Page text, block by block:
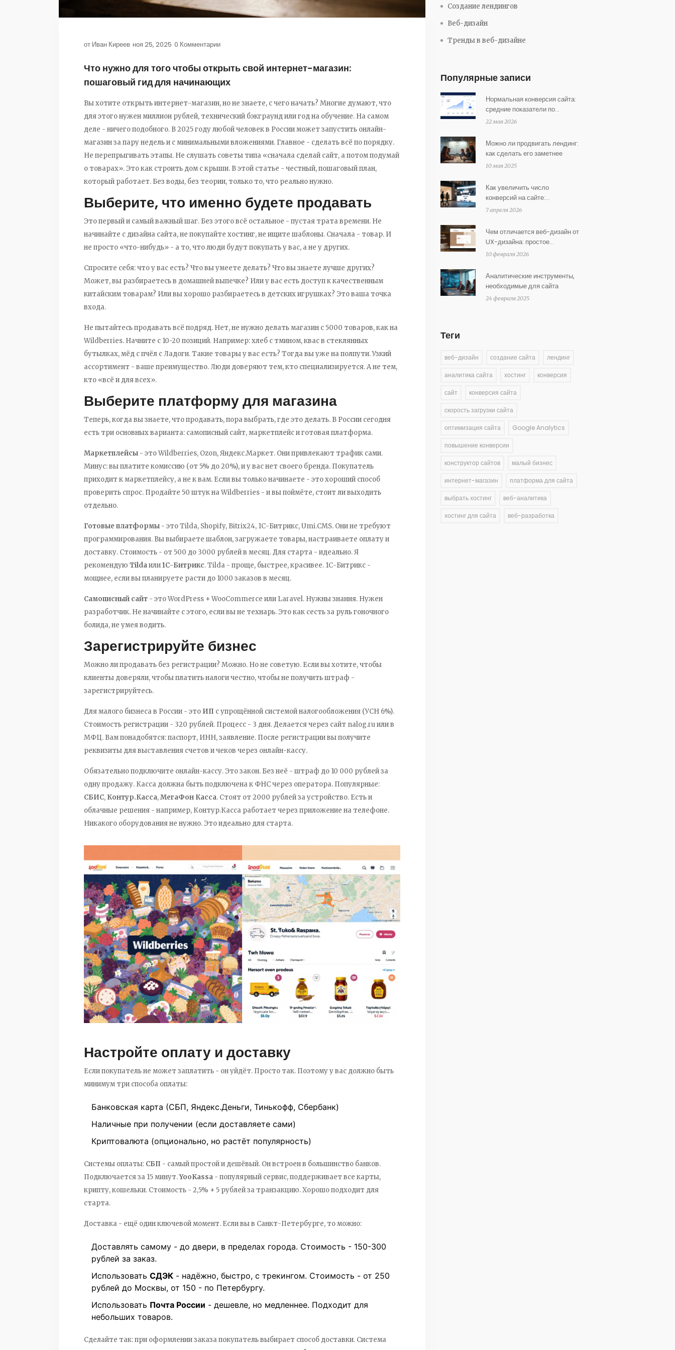
от Иван Киреев ноя 25, 2025 0 Комментарии
Что нужно для того чтобы открыть свой интернет-магазин:
пошаговый гид для начинающих
Вы хотите открыть интернет-магазин, но не знаете, с чего начать? Многие думают, что
для этого нужен миллион рублей, технический бэкграунд или год на обучение. На самом
деле - ничего подобного. В 2025 году любой человек в России может запустить онлайн-
магазин за пару недель и с минимальными вложениями. Главное - сделать всё по порядку.
Не перепрыгивать этапы. Не слушать советы типа «сначала сделай сайт, а потом подумай
о товарах». Это как строить дом с крыши. В этой статье - честный, пошаговый план,
который работает. Без воды, без теории, только то, что реально нужно.
Выберите, что именно будете продавать
Это первый и самый важный шаг. Без этого всё остальное - пустая трата времени. Не
начинайте с дизайна сайта, не покупайте хостинг, не ищите шаблоны. Сначала - товар. И
не просто «что-нибудь» - а то, что люди будут покупать у вас, а не у других.
Спросите себя: что у вас есть? Что вы умеете делать? Что вы знаете лучше других?
Может, вы разбираетесь в домашней выпечке? Или у вас есть доступ к качественным
китайским товарам? Или вы хорошо разбираетесь в детских игрушках? Это ваша точка
входа.
Не пытайтесь продавать всё подряд. Нет, не нужно делать магазин с 5000 товаров, как на
Wildberries. Начните с 10-20 позиций. Например: хлеб с тмином, квас в стеклянных
бутылках, мёд с пчёл с Ладоги. Такие товары у вас есть? Тогда вы уже на полпути. Узкий
ассортимент - ваше преимущество. Люди доверяют тем, кто специализируется. А не тем,
кто «всё и для всех».
Выберите платформу для магазина
Теперь, когда вы знаете, что продавать, пора выбрать, где это делать. В России сегодня
есть три основных варианта: самописный сайт, маркетплейс и готовая платформа.
Маркетплейсы - это Wildberries, Ozon, Яндекс.Маркет. Они привлекают трафик сами.
Минус: вы платите комиссию (от 5% до 20%), и у вас нет своего бренда. Покупатель
приходит к маркетплейсу, а не к вам. Если вы только начинаете - это хороший способ
проверить спрос. Продайте 50 штук на Wildberries - и вы поймёте, стоит ли выходить
отдельно.
Готовые платформы - это Tilda, Shopify, Bitrix24, 1С-Битрикс, Umi.CMS. Они не требуют
программирования. Вы выбираете шаблон, загружаете товары, настраиваете оплату и
доставку. Стоимость - от 500 до 3000 рублей в месяц. Для старта - идеально. Я
рекомендую Tildaили1С-Битрикс. Tilda - проще, быстрее, красивее. 1С-Битрикс -
мощнее, если вы планируете расти до 1000 заказов в месяц.
Самописный сайт - это WordPress + WooCommerce или Laravel. Нужны знания. Нужен
разработчик. Не начинайте с этого, если вы не технарь. Это как сесть за руль гоночного
болида, не умея водить.
Зарегистрируйте бизнес
Можно ли продавать без регистрации? Можно. Но не советую. Если вы хотите, чтобы
клиенты доверяли, чтобы платить налоги честно, чтобы не получить штраф -
зарегистрируйтесь.
Для малого бизнеса в России - это ИП с упрощённой системой налогообложения (УСН 6%).
Стоимость регистрации - 320 рублей. Процесс - 3 дня. Делается через сайт nalog.ru или в
МФЦ. Вам понадобятся: паспорт, ИНН, заявление. После регистрации вы получите
реквизиты для выставления счетов и чеков через онлайн-кассу.
Обязательно подключите онлайн-кассу. Это закон. Без неё - штраф до 10 000 рублей за
одну продажу. Касса должна быть подключена к ФНС через оператора. Популярные:
СБИС, Контур.Касса,МегаФон Касса. Стоят от 2000 рублей за устройство. Есть и
облачные решения - например, Контур.Касса работает через приложение на телефоне.
Никакого оборудования не нужно. Это идеально для старта.
Настройте оплату и доставку
Если покупатель не может заплатить - он уйдёт. Просто так. Поэтому у вас должно быть
минимум три способа оплаты:
Банковская карта (СБП, Яндекс.Деньги, Тинькофф, Сбербанк)
Наличные при получении (если доставляете сами)
Криптовалюта (опционально, но растёт популярность)
Системы оплаты: СБП - самый простой и дешёвый. Он встроен в большинство банков.
Подключается за 15 минут.YooKassa - популярный сервис, поддерживает все карты,
крипту, кошельки. Стоимость - 2,5% + 5 рублей за транзакцию. Хорошо подходит для
старта.
Доставка - ещё один ключевой момент. Если вы в Санкт-Петербурге, то можно:
Доставлять самому - до двери, в пределах города. Стоимость - 150-300
рублей за заказ.
Использовать СДЭК - надёжно, быстро, с трекингом. Стоимость - от 250
рублей до Москвы, от 150 - по Петербургу.
Использовать Почта России - дешевле, но медленнее. Подходит для
небольших товаров.
Сделайте так: при оформлении заказа покупатель выбирает способ доставки. Система
Создание лендингов
Веб-дизайн
Тренды в веб-дизайне
Популярные записи
Нормальная конверсия сайта:
средние показатели по
отраслям и как их повысить
22 мая 2026
Можно ли продвигать лендинг:
как сделать его заметнее
10 мая 2025
Как увеличить число
конверсий на сайте:
проверенные способы роста
7 апреля 2026
Чем отличается веб-дизайн от
UX-дизайна: простое
объяснение для начинающих
10 февраля 2026
Аналитические инструменты,
необходимые для сайта
24 февраля 2025
Теги
веб-дизайн создание сайта лендинг
аналитика сайта хостинг конверсия
сайт конверсия сайта
скорость загрузки сайта
оптимизация сайта Google Analytics
повышение конверсии
конструктор сайтов малый бизнес
интернет-магазин платформа для сайта
выбрать хостинг веб-аналитика
хостинг для сайта веб-разработка